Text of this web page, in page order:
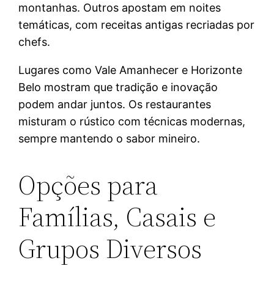
montanhas. Outros apostam em noites
temáticas, com receitas antigas recriadas por
chefs.
Lugares como Vale Amanhecer e Horizonte
Belo mostram que tradição e inovação
podem andar juntos. Os restaurantes
misturam o rústico com técnicas modernas,
sempre mantendo o sabor mineiro.
Opções para
Famílias, Casais e
Grupos Diversos